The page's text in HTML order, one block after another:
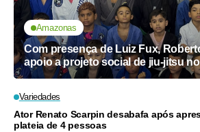
Amazonas
Com presença de Luiz Fux,
apoio a projeto social de jiu-jitsu
Variedades
Ator Renato Scarpin desabafa após
plateia de 4 pessoas